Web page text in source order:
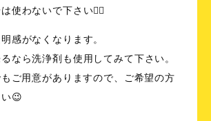
使わないで下さい☝🏻
感がなくなります。
なら洗浄剤も使用してみて下さい。
ご用意がありますので、ご希望の方
😉